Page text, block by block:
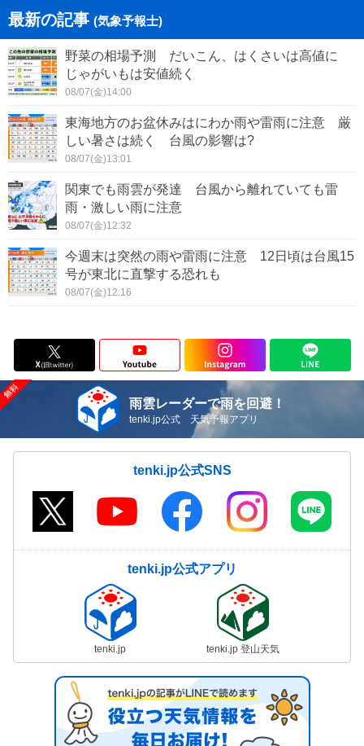
最新の記事 (気象予報士)
野菜の相場予測 だいこん、はくさいは高値に
じゃがいもは安値続く
08/07(金)14:00
東海地方のお盆休みはにわか雨や雷雨に注意 厳
しい暑さは続く 台風の影響は?
08/07(金)13:01
関東でも雨雲が発達 台風から離れていても雷
雨・激しい雨に注意
08/07(金)12:32
今週末は突然の雨や雷雨に注意 12日頃は台風15
号が東北に直撃する恐れも
08/07(金)12:16
雨雲レーダーで雨を回避！
tenki.jp公式 天気予報アプリ
tenki.jp公式SNS
tenki.jp公式アプリ
tenki.jp tenki.jp 登山天気